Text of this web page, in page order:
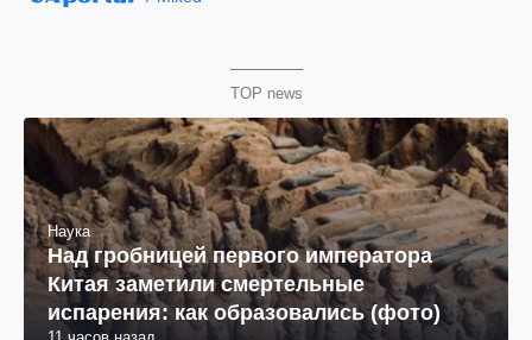
TOP news
Наука
Над гробницей первого императора
Китая заметили смертельные
испарения: как образовались (фото)